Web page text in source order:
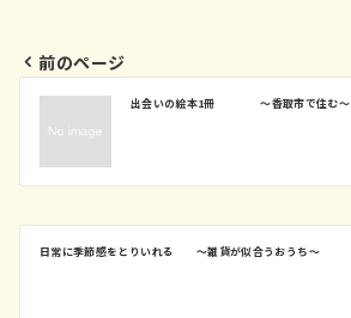
投
ビ
ー
前のページ
出会いの絵本1冊 ～香取市で住む～
日常に季節感をとりいれる ～雑貨が似合うおうち～